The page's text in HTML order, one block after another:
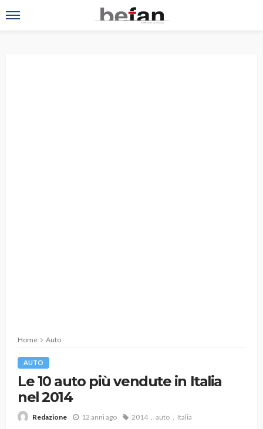
Home Auto
AUTO
Le 10 auto più vendute in Italia
nel 2014
Redazione 12 anni ago 2014 auto Italia